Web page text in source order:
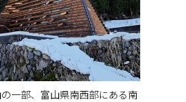
一部、富山県南西部にある南